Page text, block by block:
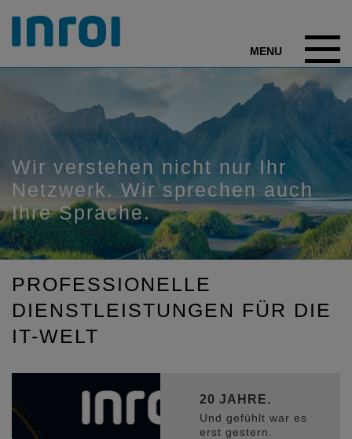
Wir verstehen nicht nur Ihr
Netzwerk. Wir sprechen auch
Ihre Sprache.
PROFESSIONELLE
DIENSTLEISTUNGEN FÜR DIE
IT-WELT
20 JAHRE.
Und gefühlt war es
erst gestern.